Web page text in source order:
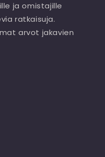
ja omistajille
ratkaisuja.
arvot jakavien